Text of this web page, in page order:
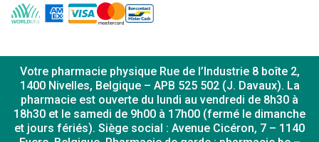
Votre pharmacie physique Rue de l’Industrie 8 boîte 2,
1400 Nivelles, Belgique – APB 525 502 (J. Davaux). La
pharmacie est ouverte du lundi au vendredi de 8h30 à
18h30 et le samedi de 9h00 à 17h00 (fermé le dimanche
et jours fériés). Siège social : Avenue Cicéron, 7 – 1140